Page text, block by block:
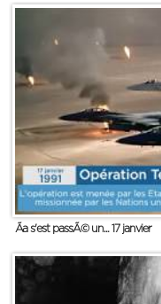
Ãa s'est passÃ© un... 17 janvier